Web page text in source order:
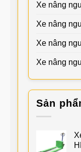
Xe nâng
Xe nâng
Xe nâng
Xe nâng
Sản